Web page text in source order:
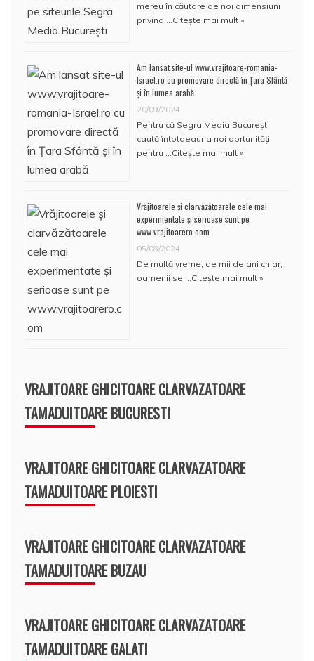
mereu în căutare de noi dimensiuni
privind …Citește mai mult »
Am lansat site-ul www.vrajitoare-romania-
Israel.ro cu promovare directă în Țara Sfântă
și în lumea arabă
20/09/2024
Pentru că Segra Media București
caută întotdeauna noi oprtunități
pentru …Citește mai mult »
Vrăjitoarele și clarvăzătoarele cele mai
experimentate și serioase sunt pe
www.vrajitoarero.com
05/08/2024
De multă vreme, de mii de ani chiar,
oamenii se …Citește mai mult »
VRAJITOARE GHICITOARE CLARVAZATOARE
TAMADUITOARE BUCURESTI
VRAJITOARE GHICITOARE CLARVAZATOARE
TAMADUITOARE PLOIESTI
VRAJITOARE GHICITOARE CLARVAZATOARE
TAMADUITOARE BUZAU
VRAJITOARE GHICITOARE CLARVAZATOARE
TAMADUITOARE GALATI